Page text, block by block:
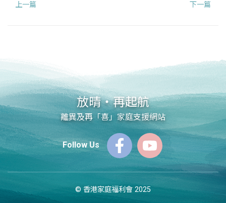
上一篇 下一篇
放晴‧再起航
離異及再「喜」家庭支援網站
Follow Us
© 香港家庭福利會 2025